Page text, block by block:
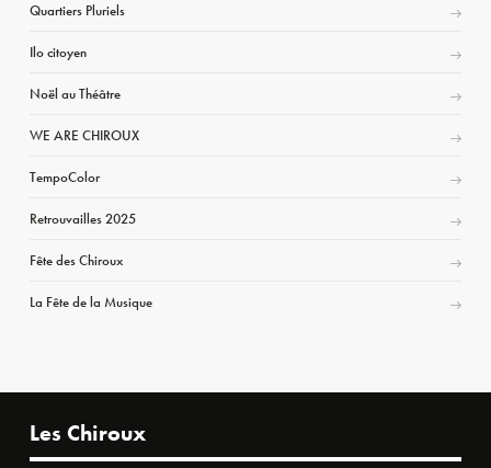
Quartiers Pluriels
Ilo citoyen
Noël au Théâtre
WE ARE CHIROUX
TempoColor
Retrouvailles 2025
Fête des Chiroux
La Fête de la Musique
Les Chiroux